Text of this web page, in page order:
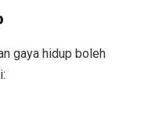
gaya hidup boleh